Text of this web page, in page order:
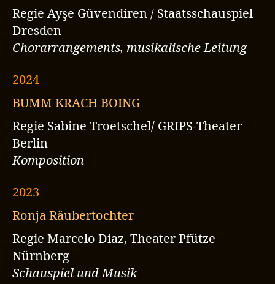
Regie Ayşe Güvendiren / Staatsschauspiel
Dresden
Chorarrangements, musikalische Leitung
2024
BUMM KRACH BOING
Regie Sabine Troetschel/ GRIPS-Theater
Berlin
Komposition
2023
Ronja Räubertochter
Regie Marcelo Diaz, Theater Pfütze
Nürnberg
Schauspiel und Musik